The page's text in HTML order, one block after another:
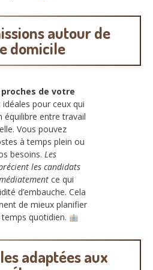
autour de
domicile
de votre
idéales pour ceux qui
équilibre entre travail
Vous pouvez
à temps plein ou
besoins. Les
les candidats
ce qui
d’embauche. Cela
de mieux planifier
quotidien.
adaptées aux